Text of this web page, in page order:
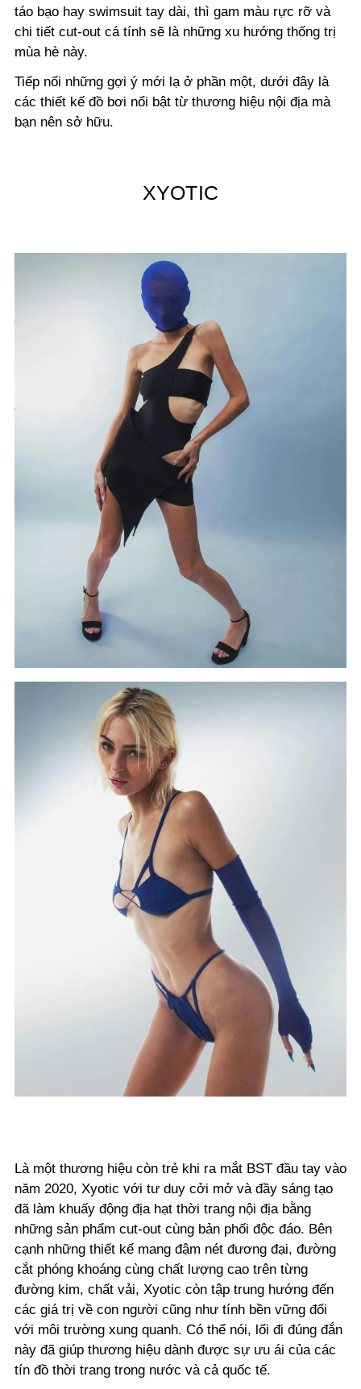
táo bạo hay swimsuit tay dài, thì gam màu rực rỡ và
chi tiết cut-out cá tính sẽ là những xu hướng thống trị
mùa hè này.
Tiếp nối những gợi ý mới lạ ở phần một, dưới đây là
các thiết kế đồ bơi nổi bật từ thương hiệu nội địa mà
bạn nên sở hữu.
XYOTIC
Là một thương hiệu còn trẻ khi ra mắt BST đầu tay vào
năm 2020, Xyotic với tư duy cởi mở và đầy sáng tạo
đã làm khuấy động địa hạt thời trang nội địa bằng
những sản phẩm cut-out cùng bản phối độc đáo. Bên
cạnh những thiết kế mang đậm nét đương đại, đường
cắt phóng khoáng cùng chất lượng cao trên từng
đường kim, chất vải, Xyotic còn tập trung hướng đến
các giá trị về con người cũng như tính bền vững đối
với môi trường xung quanh. Có thể nói, lối đi đúng đắn
này đã giúp thương hiệu dành được sự ưu ái của các
tín đồ thời trang trong nước và cả quốc tế.